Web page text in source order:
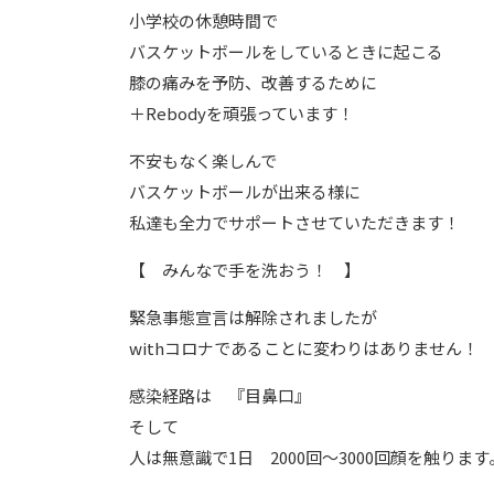
小学校の休憩時間で
バスケットボールをしているときに起こる
膝の痛みを予防、改善するために
＋Rebodyを頑張っています！
不安もなく楽しんで
バスケットボールが出来る様に
私達も全力でサポートさせていただきます！
【 みんなで手を洗おう！ 】
緊急事態宣言は解除されましたが
withコロナであることに変わりはありません！
感染経路は 『目鼻口』
そして
人は無意識で1日 2000回〜3000回顔を触ります